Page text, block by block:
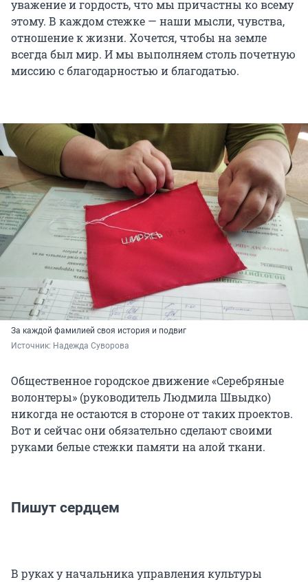
уважение и гордость, что мы причастны ко всему
этому. В каждом стежке — наши мысли, чувства,
отношение к жизни. Хочется, чтобы на земле
всегда был мир. И мы выполняем столь почетную
миссию с благодарностью и благодатью.
За каждой фамилией своя история и подвиг
Источник: Надежда Суворова
Общественное городское движение «Серебряные
волонтеры» (руководитель Людмила Швыдко)
никогда не остаются в стороне от таких проектов.
Вот и сейчас они обязательно сделают своими
руками белые стежки памяти на алой ткани.
Пишут сердцем
В руках у начальника управления культуры